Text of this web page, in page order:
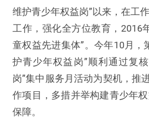
维护青少年权益岗”以来，在工
工作，强化全方位教育，2016
童权益先进集体”。今年10月，
护青少年权益岗”顺利通过复
岗”集中服务月活动为契机，推
作项目，多措并举构建青少年
保障。